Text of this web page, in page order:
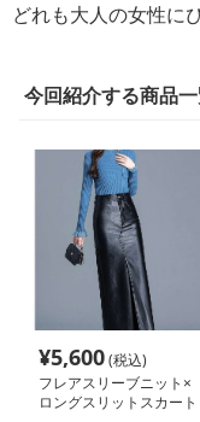
どれも大人の女性に
今回紹介する商品
¥5,600(税込)
フレアスリーブニット×
ロングスリットスカート